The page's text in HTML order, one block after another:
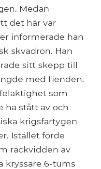
Medan
det här var
informerade han
skvadron. Han
sitt skepp till
med fienden.
som
ha stått av och
krigsfartygen
Istället förde
räckvidden av
kryssare 6-tums